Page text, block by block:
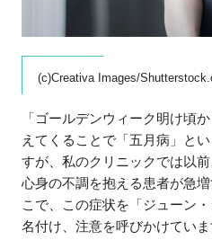
(c)Creativa Images/
「ゴールデンウィーク明け頃
えてくることで「五月病」と
すが、私のクリニックでは以
心身の不調を抱える患者が急
こで、この症状を「ジューン
名付け、注意を呼びかけていま